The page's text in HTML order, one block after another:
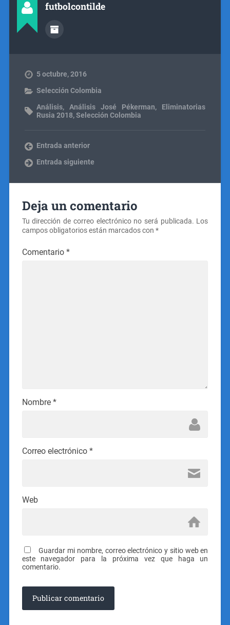
futbolcontilde
5 octubre, 2016
Selección Colombia
Análisis, Análisis José Pékerman, Eliminatorias
Rusia 2018,Selección Colombia
Entrada anterior
Entrada siguiente
Deja un comentario
Tu dirección de correo electrónico no será publicada. Los
campos obligatorios están marcados con *
Comentario *
Nombre *
Correo electrónico *
Web
Guardar mi nombre, correo electrónico y sitio web en
este navegador para la próxima vez que haga un
comentario.